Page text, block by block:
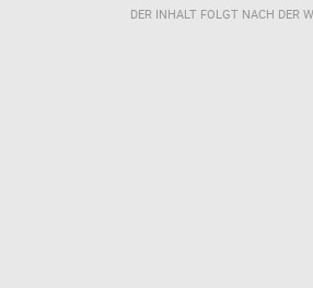
DER INHALT FOLGT NACH DER